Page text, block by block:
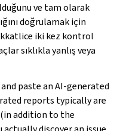
ve tam olarak
doğrulamak için
iki kez kontrol
sıklıkla yanlış veya
paste an AI-generated
reports typically are
addition to the